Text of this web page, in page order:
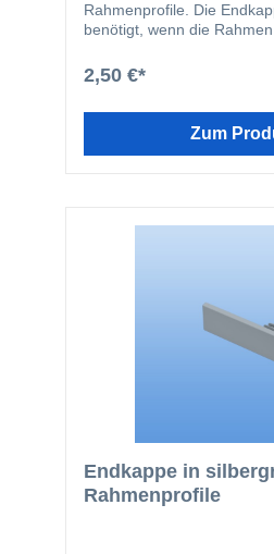
Rahmenprofile. Die
benötigt, wenn die Rahmen
2,50 €*
Zum
Endkappe in
Rahmenprofile